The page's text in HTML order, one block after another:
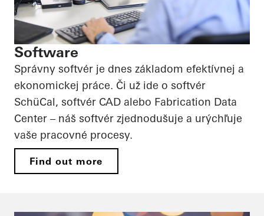
Software
Správny softvér je dnes základom efektívnej a
ekonomickej práce. Či už ide o softvér
SchüCal, softvér CAD alebo Fabrication Data
Center – náš softvér zjednodušuje a urýchľuje
vaše pracovné procesy.
Find out more